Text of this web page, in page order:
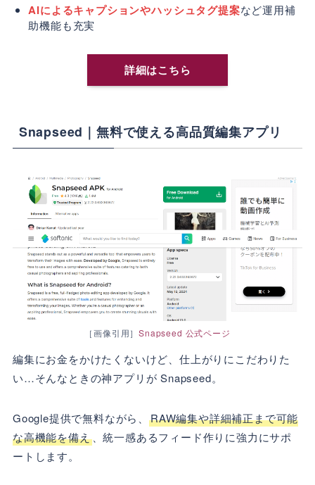
AIによるキャプションやハッシュタグ提案など運用補
助機能も充実
詳細はこちら
Snapseed｜無料で使える高品質編集アプリ
［画像引用］Snapseed 公式ページ
編集にお金をかけたくないけど、仕上がりにこだわりた
い…そんなときの神アプリが Snapseed。
Google提供で無料ながら、RAW編集や詳細補正まで可能
な高機能を備え、統一感あるフィード作りに強力にサポ
ートします。